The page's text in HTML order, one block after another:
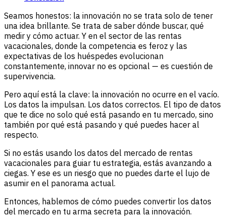
Seamos honestos: la innovación no se trata solo de tener
una idea brillante. Se trata de saber dónde buscar, qué
medir y cómo actuar. Y en el sector de las rentas
vacacionales, donde la competencia es feroz y las
expectativas de los huéspedes evolucionan
constantemente, innovar no es opcional — es cuestión de
supervivencia.
Pero aquí está la clave: la innovación no ocurre en el vacío.
Los datos la impulsan. Los datos correctos. El tipo de datos
que te dice no solo qué está pasando en tu mercado, sino
también por qué está pasando y qué puedes hacer al
respecto.
Si no estás usando los datos del mercado de rentas
vacacionales para guiar tu estrategia, estás avanzando a
ciegas. Y ese es un riesgo que no puedes darte el lujo de
asumir en el panorama actual.
Entonces, hablemos de cómo puedes convertir los datos
del mercado en tu arma secreta para la innovación.